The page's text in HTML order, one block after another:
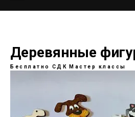
Деревянные
Бесплатно СДК Мастер классы